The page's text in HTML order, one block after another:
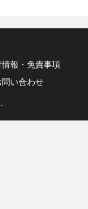
報・免責事項
問い合わせ